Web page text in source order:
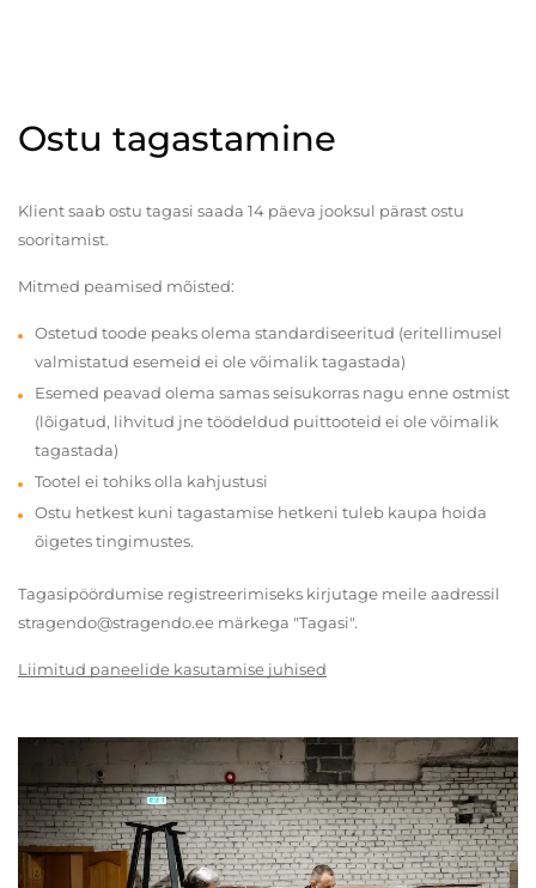
Ostu tagastamine
Klient saab ostu tagasi saada 14 päeva jooksul pärast ostu
sooritamist.
Mitmed peamised mõisted:
Ostetud toode peaks olema standardiseeritud (eritellimusel
valmistatud esemeid ei ole võimalik tagastada)
Esemed peavad olema samas seisukorras nagu enne ostmist
(lõigatud, lihvitud jne töödeldud puittooteid ei ole võimalik
tagastada)
Tootel ei tohiks olla kahjustusi
Ostu hetkest kuni tagastamise hetkeni tuleb kaupa hoida
õigetes tingimustes.
Tagasipöördumise registreerimiseks kirjutage meile aadressil
stragendo@stragendo.ee märkega "Tagasi".
Liimitud paneelide kasutamise juhised